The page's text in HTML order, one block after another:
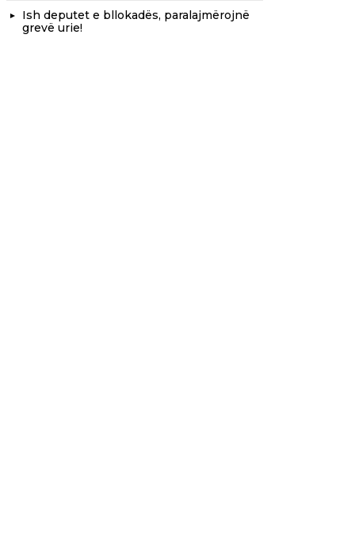
Ish deputet e bllokadës, paralajmërojnë
grevë urie!